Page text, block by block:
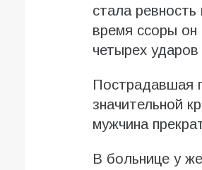
стала
время ссоры он
четырех
Пострадавшая
значительной
мужчина
В больнице у